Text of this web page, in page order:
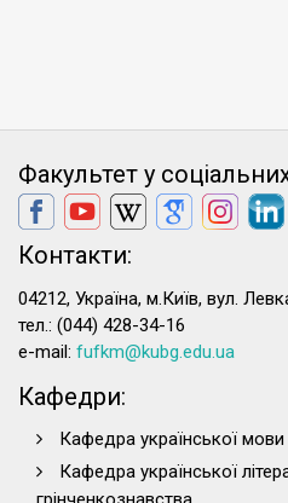
Факультет у
Контакти:
04212, Україна, м.Київ, вул.
тел.: (044) 428-34-16
e-mail: fufkm@kubg.edu.ua
Кафедри:
Кафедра української мови
Кафедра української